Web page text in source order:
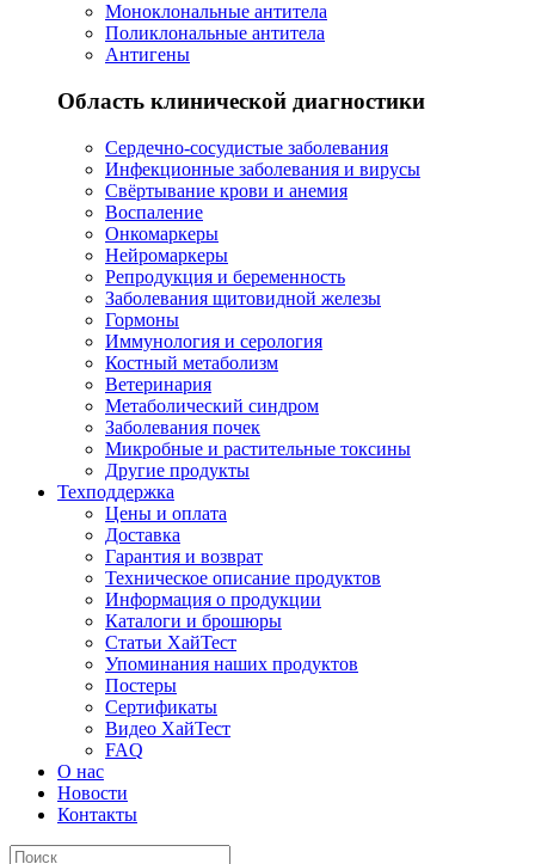
Моноклональные антитела
Поликлональные антитела
Антигены
Область клинической диагностики
Сердечно-сосудистые заболевания
Инфекционные заболевания и вирусы
Свёртывание крови и анемия
Воспаление
Онкомаркеры
Нейромаркеры
Репродукция и беременность
Заболевания щитовидной железы
Гормоны
Иммунология и серология
Костный метаболизм
Ветеринария
Метаболический синдром
Заболевания почек
Микробные и растительные токсины
Другие продукты
Техподдержка
Цены и оплата
Доставка
Гарантия и возврат
Техническое описание продуктов
Информация о продукции
Каталоги и брошюры
Статьи ХайТест
Упоминания наших продуктов
Постеры
Сертификаты
Видео ХайТест
FAQ
О нас
Новости
Контакты